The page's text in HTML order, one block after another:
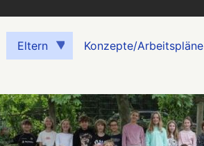
Eltern Konzepte/Arbeitspläne